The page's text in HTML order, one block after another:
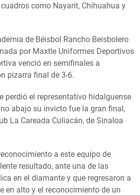
como Nayarit, Chihuahua y
de Béisbol Rancho Beisbolero
por Maxtle Uniformes Deportivos
venció en semifinales a
pizarra final de 3-6.
perdió el representativo hidalguense
abajo su invicto fue la gran final,
La Careada Culiacán, de Sinaloa
a este equipo de
resultado, ante una de las
en el diamante y que regresaron a
en alto y el reconocimiento de un